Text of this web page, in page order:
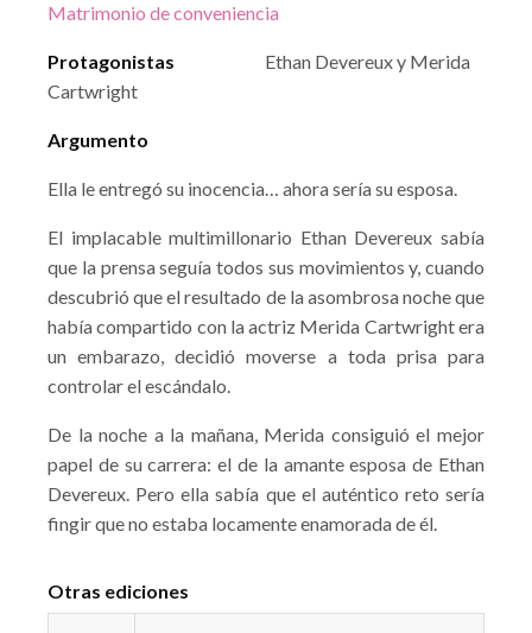
Matrimonio de conveniencia
Protagonistas
Ethan Devereux y Merida
Cartwright
Argumento
Ella le entregó su inocencia… ahora sería su esposa.
El implacable multimillonario Ethan Devereux sabía
que la prensa seguía todos sus movimientos y, cuando
descubrió que el resultado de la asombrosa noche que
había compartido con la actriz Merida Cartwright era
un embarazo, decidió moverse a toda prisa para
controlar el escándalo.
De la noche a la mañana, Merida consiguió el mejor
papel de su carrera: el de la amante esposa de Ethan
Devereux. Pero ella sabía que el auténtico reto sería
fingir que no estaba locamente enamorada de él.
Otras ediciones